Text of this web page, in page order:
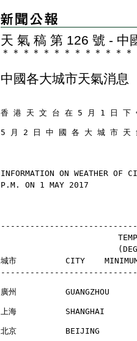
天 氣 稿 第 126 號 - 中
＊ ＊ ＊ ＊ ＊ ＊ ＊ ＊ ＊ ＊ ＊ ＊ ＊
中國各大城市天氣消息
香 港 天 文 台 在 5 月 1 日 下
5 月 2 日 中 國 各 大 城 市 天
INFORMATION ON WEATHER
P.M. ON 1 MAY 2017
城市          CITY    MINIMUM 最
廣州          GUANGZHOU
上海          SHANGHAI
北京          BEIJING